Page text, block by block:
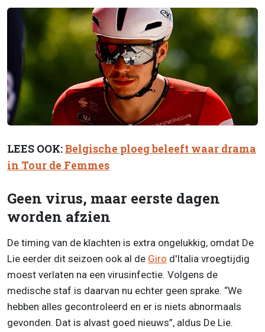
LEES OOK:Belgische ploeg beleeft waar drama
in Tour de Femmes
Geen virus, maar eerste dagen
worden afzien
De timing van de klachten is extra ongelukkig, omdat De
Lie eerder dit seizoen ook al de Giro d'Italia vroegtijdig
moest verlaten na een virusinfectie. Volgens de
medische staf is daarvan nu echter geen sprake. “We
hebben alles gecontroleerd en er is niets abnormaals
gevonden. Dat is alvast goed nieuws”, aldus De Lie.